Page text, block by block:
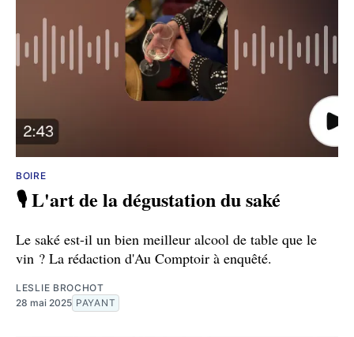
BOIRE
🎙 L'art de la dégustation du saké
Le saké est-il un bien meilleur alcool de table que le
vin ? La rédaction d'Au Comptoir à enquêté.
LESLIE BROCHOT
28 mai 2025 PAYANT